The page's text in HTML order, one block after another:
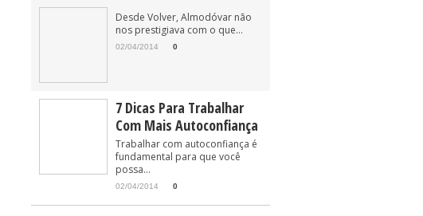
Desde Volver, Almodóvar não
nos prestigiava com o que...
02/04/2014 0
7 Dicas Para Trabalhar
Com Mais Autoconfiança
Trabalhar com autoconfiança é
fundamental para que você
possa...
02/04/2014 0